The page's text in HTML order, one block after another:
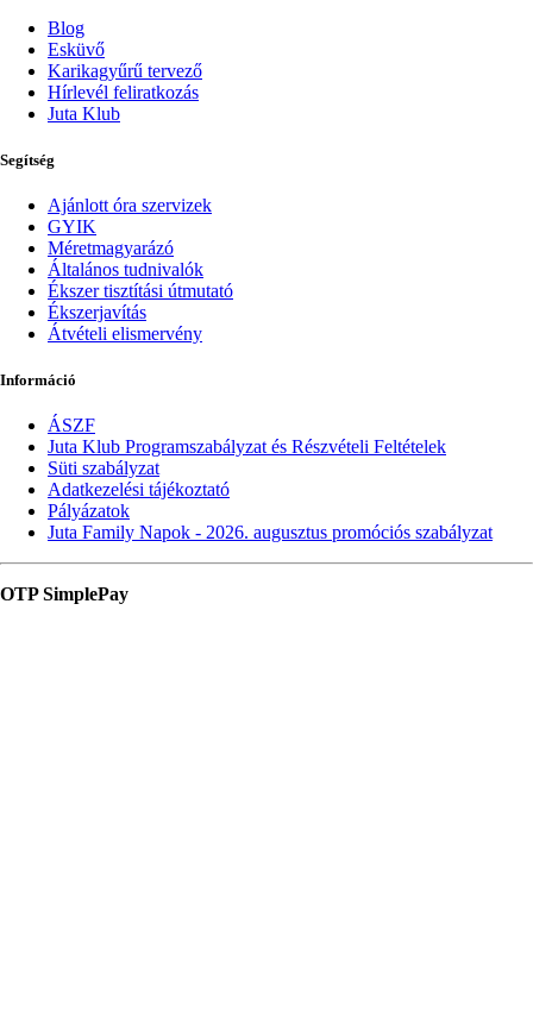
Blog
Esküvő
Karikagyűrű tervező
Hírlevél feliratkozás
Juta Klub
Segítség
Ajánlott óra szervizek
GYIK
Méretmagyarázó
Általános tudnivalók
Ékszer tisztítási útmutató
Ékszerjavítás
Átvételi elismervény
Információ
ÁSZF
Juta Klub Programszabályzat és Részvételi Feltételek
Süti szabályzat
Adatkezelési tájékoztató
Pályázatok
Juta Family Napok - 2026. augusztus promóciós szabályzat
OTP SimplePay